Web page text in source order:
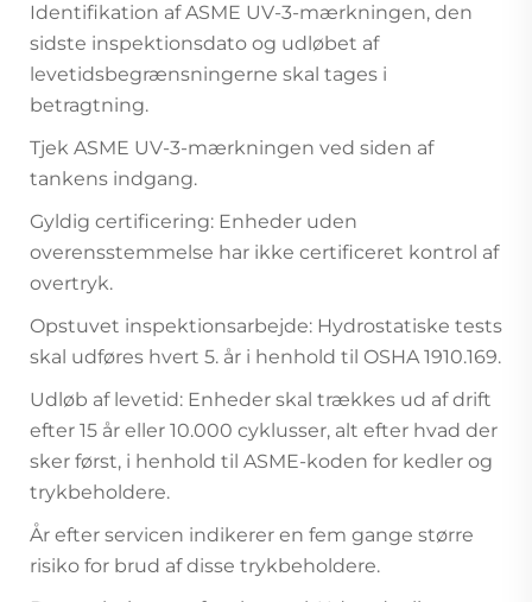
Identifikation af ASME UV-3-mærkningen, den
sidste inspektionsdato og udløbet af
levetidsbegrænsningerne skal tages i
betragtning.
Tjek ASME UV-3-mærkningen ved siden af
tankens indgang.
Gyldig certificering: Enheder uden
overensstemmelse har ikke certificeret kontrol af
overtryk.
Opstuvet inspektionsarbejde: Hydrostatiske tests
skal udføres hvert 5. år i henhold til OSHA 1910.169.
Udløb af levetid: Enheder skal trækkes ud af drift
efter 15 år eller 10.000 cyklusser, alt efter hvad der
sker først, i henhold til ASME-koden for kedler og
trykbeholdere.
År efter servicen indikerer en fem gange større
risiko for brud af disse trykbeholdere.